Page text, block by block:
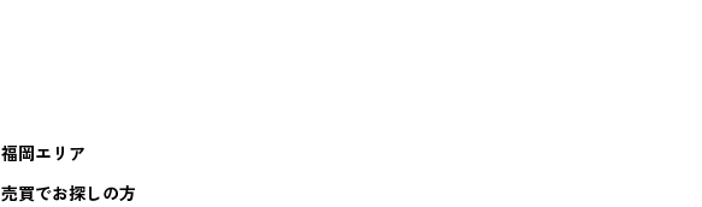
福岡エリア
売買でお探しの方